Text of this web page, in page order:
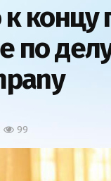
концу
по
99